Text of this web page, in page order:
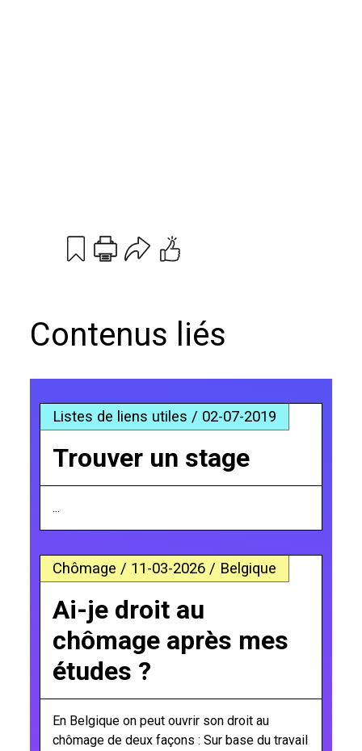
PrintEmail
Contenus liés
Listes de liens utiles / 02-07-2019
Trouver un stage
...
Chômage / 11-03-2026 / Belgique
Ai-je droit au
chômage après mes
études ?
En Belgique on peut ouvrir son droit au
chômage de deux façons : Sur base du travail